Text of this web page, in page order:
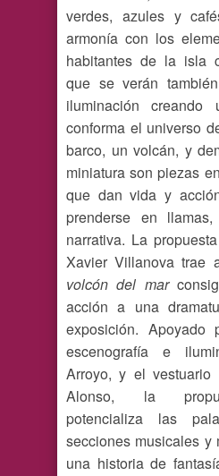
verdes, azules y
armonía con los
habitantes de la isla
que se verán
iluminación creando
conforma el universo
barco, un volcán, y
miniatura son piezas
que dan vida y
prenderse en
narrativa. La
Xavier Villanova trae
volcón del mar
acción a una
exposición.
escenografía e
Arroyo, y el
Alonso, la
potencializa las
secciones musicales y
una historia de